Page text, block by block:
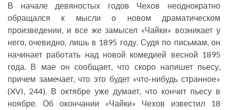
В начале девяностых годов Чехов неоднократно
обращался к мысли о новом драматическом
произведении, и все же замысел «Чайки» возникает у
него, очевидно, лишь в 1895 году. Судя по письмам, он
начинает работать над новой комедией весной 1895
года. В мае он сообщает, что скоро напишет пьесу,
причем замечает, что это будет «что-нибудь странное»
(XVI, 244). В октябре уже думает, что кончит пьесу в
ноябре. Об окончании «Чайки» Чехов известил 18